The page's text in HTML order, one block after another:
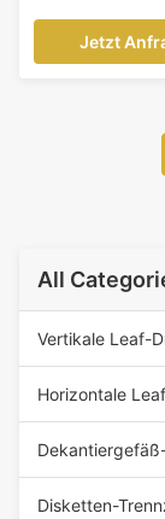
Trennzeichen,
Separator der
Jetzt
All
Vertikale Leaf-
Horizontale
Disketten-